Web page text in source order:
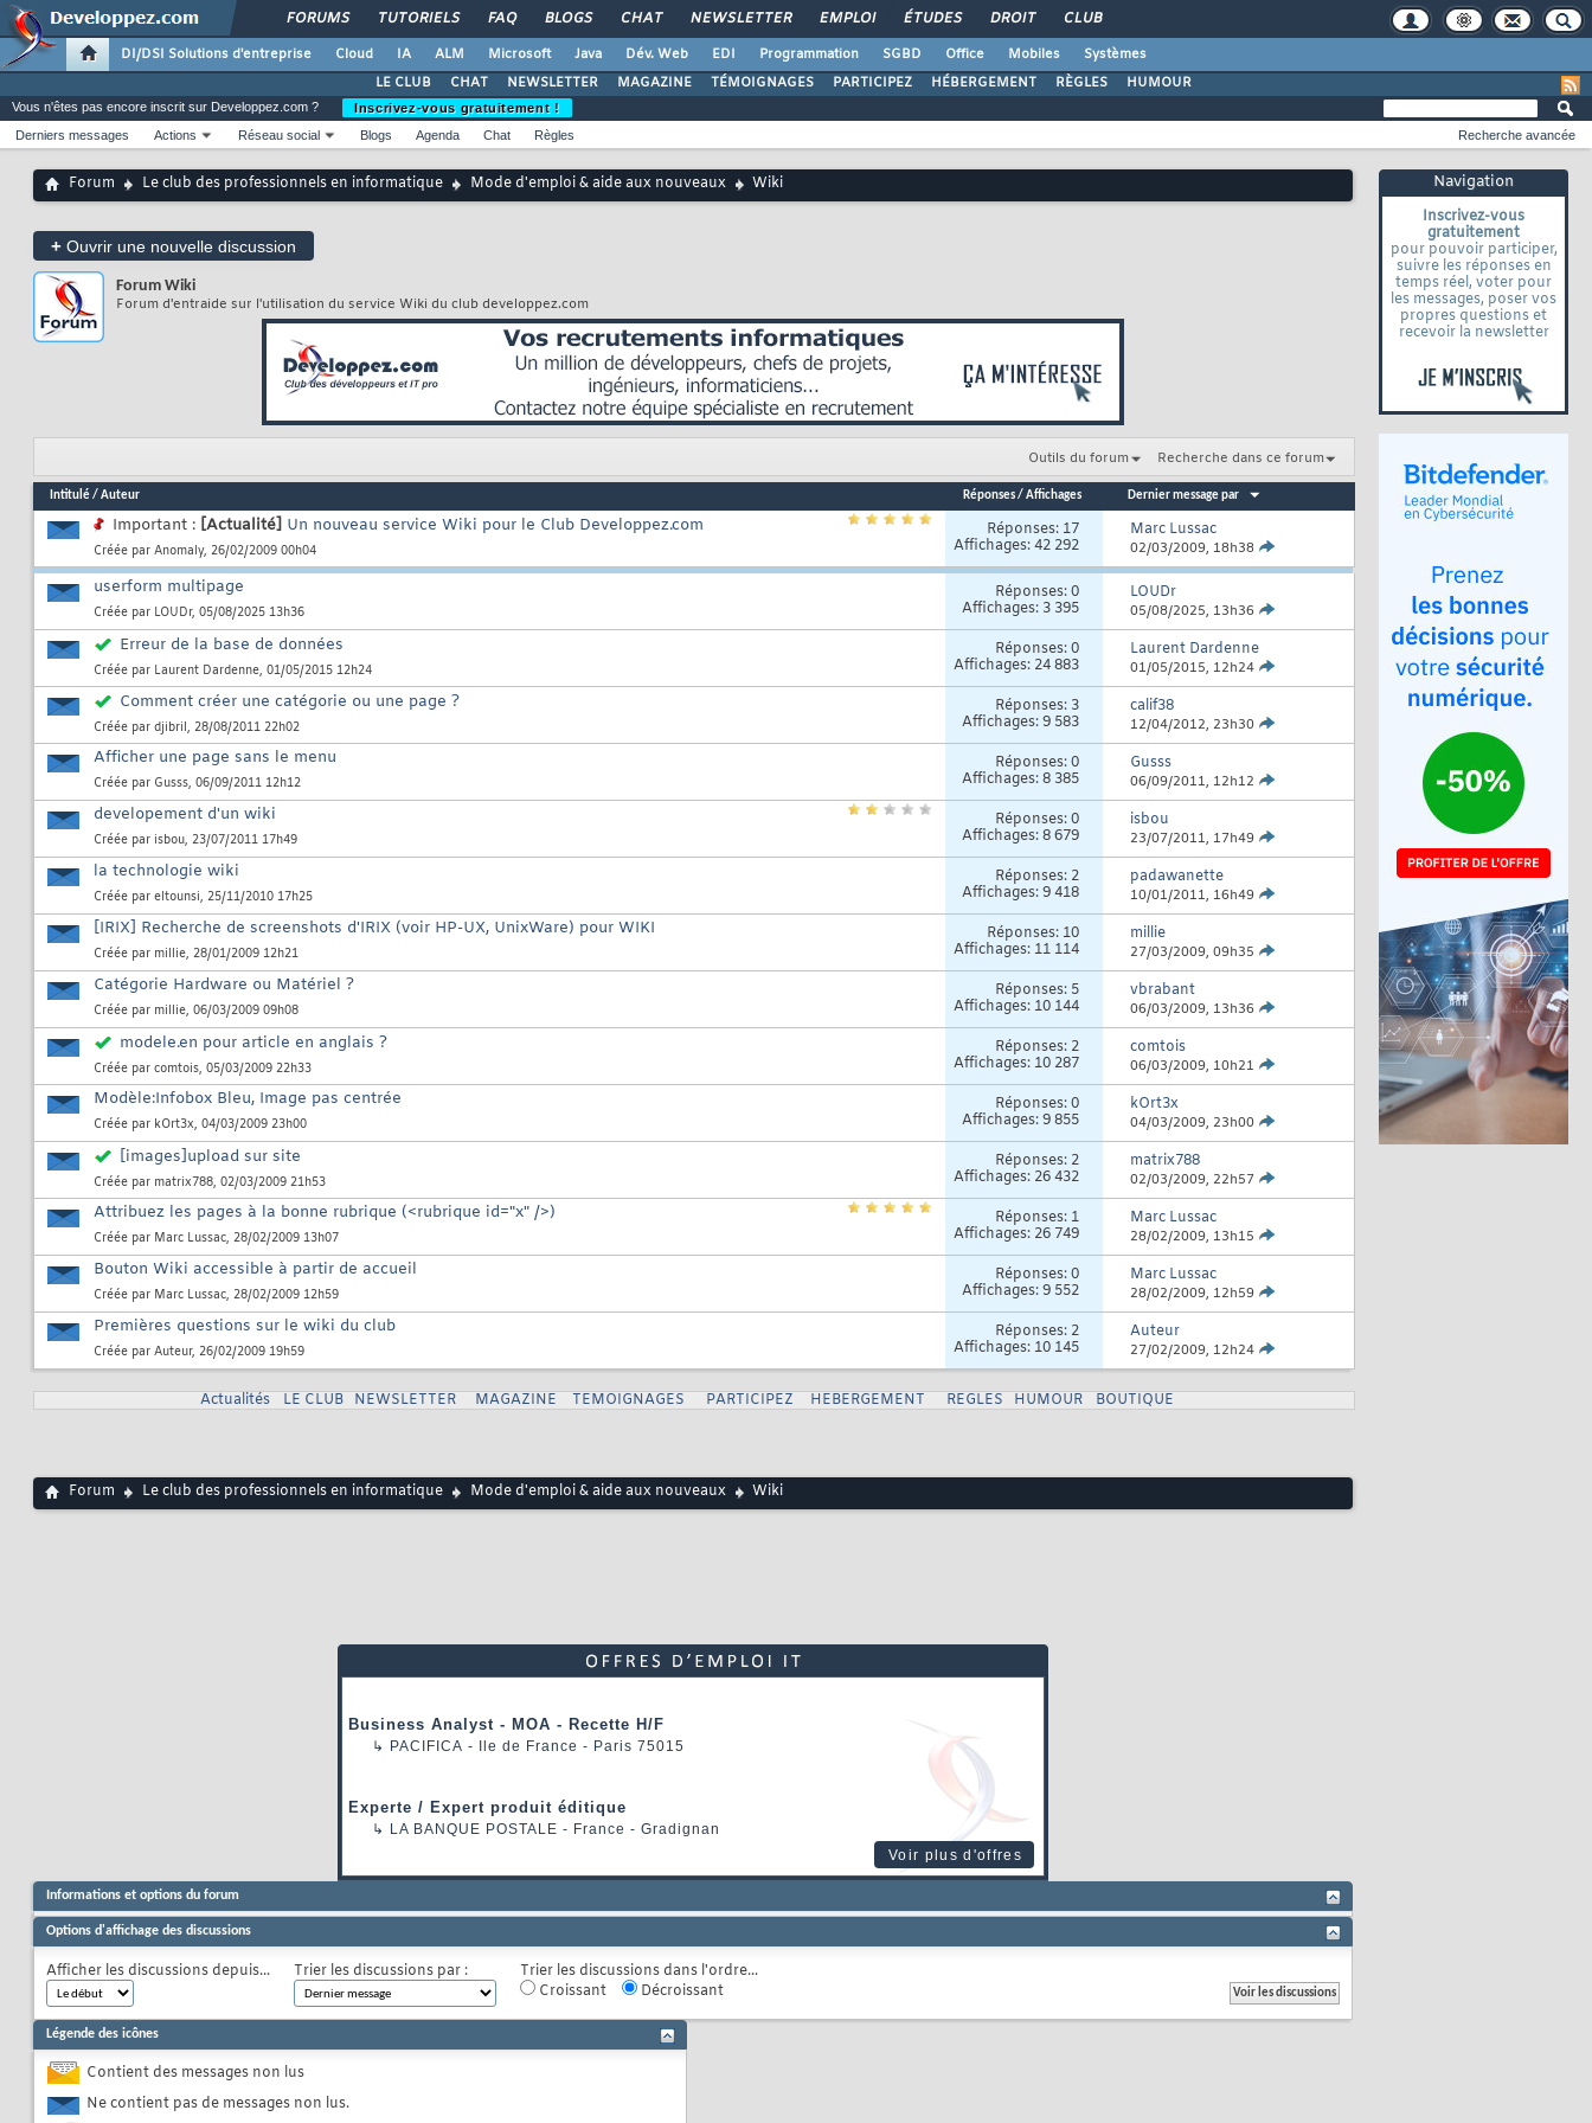
FORUMS TUTORIELS FAQ BLOGS CHAT NEWSLETTER EMPLOI ÉTUDES DROIT CLUB
DI/DSI Solutions d'entreprise Cloud IA ALM Microsoft Java Dév. Web EDI Programmation SGBD Office Mobiles
Systèmes
LE CLUB
CHAT NEWSLETTER MAGAZINE TÉMOIGNAGES PARTICIPEZ HÉBERGEMENT RÈGLES HUMOUR
Vous n'êtes pas encore inscrit sur Developpez.com ?
Inscrivez-vous gratuitement !
Derniers messages
Actions Réseau social Blogs Agenda Chat Règles Recherche avancée
Forum Le club des professionnels en informatique Mode d'emploi & aide aux nouveaux Wiki Navigation
Inscrivez-vous
gratuitement
pour pouvoir participer,
suivre les réponses en
temps réel, voter pour
les messages, poser vos
propres questions et
recevoir la newsletter
+ Ouvrir une nouvelle discussion
Forum Wiki
Forum d'entraide sur l'utilisation du service Wiki du club developpez.com
Outils du forum Recherche dans ce forum
Intitulé/ Auteur Réponses/ Affichages Dernier message par
Important : [Actualité] Un nouveau service Wiki pour le Club Developpez.com
Créée par Anomaly, 26/02/2009 00h04
Réponses: 17
Affichages: 42 292
Marc Lussac
02/03/2009, 18h38
userform multipage
Créée par LOUDr, 05/08/2025 13h36
Réponses:0
Affichages: 3 395
LOUDr
05/08/2025, 13h36
Erreur de la base de données
Créée par Laurent Dardenne, 01/05/2015 12h24
Réponses:0
Affichages: 24 883
Laurent Dardenne
01/05/2015, 12h24
Comment créer une catégorie ou une page ?
Créée par djibril, 28/08/2011 22h02
Réponses: 3
Affichages: 9 583
calif38
12/04/2012, 23h30
Afficher une page sans le menu
Créée par Gusss, 06/09/2011 12h12
Réponses:0
Affichages: 8 385
Gusss
06/09/2011, 12h12
developement d'un wiki
Créée par isbou, 23/07/2011 17h49
Réponses:0
Affichages: 8 679
isbou
23/07/2011, 17h49
la technologie wiki
Créée par eltounsi, 25/11/2010 17h25
Réponses: 2
Affichages: 9 418
padawanette
10/01/2011, 16h49
[IRIX] Recherche de screenshots d'IRIX (voir HP-UX, UnixWare) pour WIKI
Créée par millie, 28/01/2009 12h21
Réponses: 10
Affichages: 11 114
millie
27/03/2009, 09h35
Catégorie Hardware ou Matériel ?
Créée par millie, 06/03/2009 09h08
Réponses: 5
Affichages: 10 144
vbrabant
06/03/2009, 13h36
modele.en pour article en anglais ?
Créée par comtois, 05/03/2009 22h33
Réponses: 2
Affichages: 10 287
comtois
06/03/2009, 10h21
Modèle:Infobox Bleu, Image pas centrée
Créée par kOrt3x, 04/03/2009 23h00
Réponses:0
Affichages: 9 855
kOrt3x
04/03/2009, 23h00
[images]upload sur site
Créée par matrix788, 02/03/2009 21h53
Réponses: 2
Affichages: 26 432
matrix788
02/03/2009, 22h57
Attribuez les pages à la bonne rubrique (<rubrique id="x" />)
Créée par Marc Lussac, 28/02/2009 13h07
Réponses: 1
Affichages: 26 749
Marc Lussac
28/02/2009, 13h15
Bouton Wiki accessible à partir de accueil
Créée par Marc Lussac, 28/02/2009 12h59
Réponses:0
Affichages: 9 552
Marc Lussac
28/02/2009, 12h59
Premières questions sur le wiki du club
Créée par Auteur, 26/02/2009 19h59
Réponses: 2
Affichages: 10 145
Auteur
27/02/2009, 12h24
Actualités LE CLUB NEWSLETTER MAGAZINE TEMOIGNAGES PARTICIPEZ HEBERGEMENT REGLES HUMOUR BOUTIQUE
Forum Le club des professionnels en informatique Mode d'emploi & aide aux nouveaux Wiki
Business Analyst - MOA - Recette H/F
↳ PACIFICA - Ile de France - Paris 75015
Experte / Expert produit éditique
↳ LA BANQUE POSTALE - France - Gradignan
Voir plus d'offres
Informations et options du forum
Options d'affichage des discussions
Afficher les discussions depuis... Trier les discussions par :
Trier les discussions dans l'ordre...
Croissant
Décroissant
Légende des icônes
Contient des messages non lus
Ne contient pas de messages non lus.